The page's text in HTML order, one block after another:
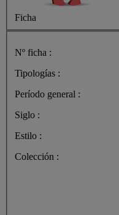
Ficha
Nº ficha :
Tipologías :
Período general :
Siglo :
Estilo :
Colección :